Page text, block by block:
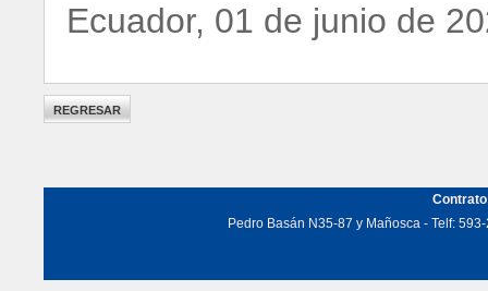
Ecuador, 01 de junio de
Pedro Basán N35-87 y Mañosca - Telf: